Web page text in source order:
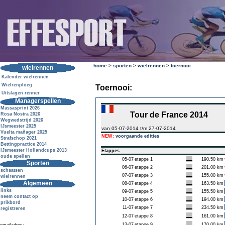
wielrennen
Kalender wielrennen
Wielrenploeg
Uitslagen renner
Managerspellen
Massasprint 2026
Rosa Nostra 2026
Wegwedstrijd 2026
IJsmeester 2025
Vuelta mañager 2025
Strafschop 2021
Bettingpractice 2014
IJsmeester Hollandcups 2013
oude spellen
Sporten
schaatsen
wielrennen
Algemeen
links
neem contact op
prikbord
registreren
home > sporten > wielrennen > toernooi
Toernooi:
Tour de France 2014
van 05-07-2014 t/m 27-07-2014
NEW: voorgaande edities
Etappes
05-07 etappe 1
190.50 km
06-07 etappe 2
201.00 km
07-07 etappe 3
155.00 km
08-07 etappe 4
163.50 km
09-07 etappe 5
155.50 km
10-07 etappe 6
194.00 km
11-07 etappe 7
234.50 km
12-07 etappe 8
161.00 km